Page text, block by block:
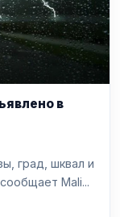
в
град, шквал и
Mali...